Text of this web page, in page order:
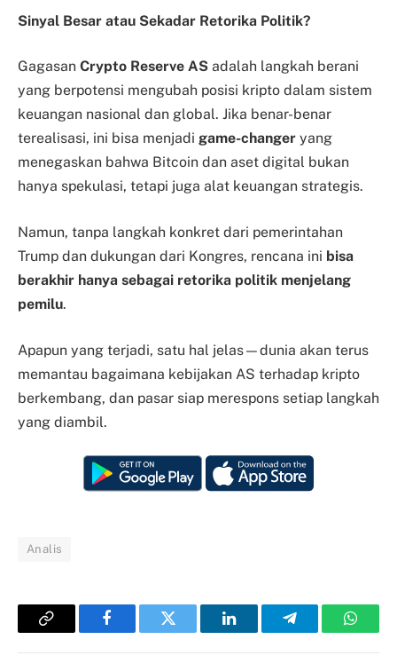
Sinyal Besar atau Sekadar Retorika Politik?
Gagasan Crypto Reserve AS adalah langkah berani
yang berpotensi mengubah posisi kripto dalam sistem
keuangan nasional dan global. Jika benar-benar
terealisasi, ini bisa menjadi game-changer yang
menegaskan bahwa Bitcoin dan aset digital bukan
hanya spekulasi, tetapi juga alat keuangan strategis.
Namun, tanpa langkah konkret dari pemerintahan
Trump dan dukungan dari Kongres, rencana ini bisa
berakhir hanya sebagai retorika politik menjelang
pemilu.
Apapun yang terjadi, satu hal jelas—dunia akan terus
memantau bagaimana kebijakan AS terhadap kripto
berkembang, dan pasar siap merespons setiap langkah
yang diambil.
Analis
Copy
FacebookTwitter LinkedInTelegram